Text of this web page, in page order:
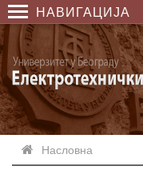
НАВИГАЦИЈА
Насловна